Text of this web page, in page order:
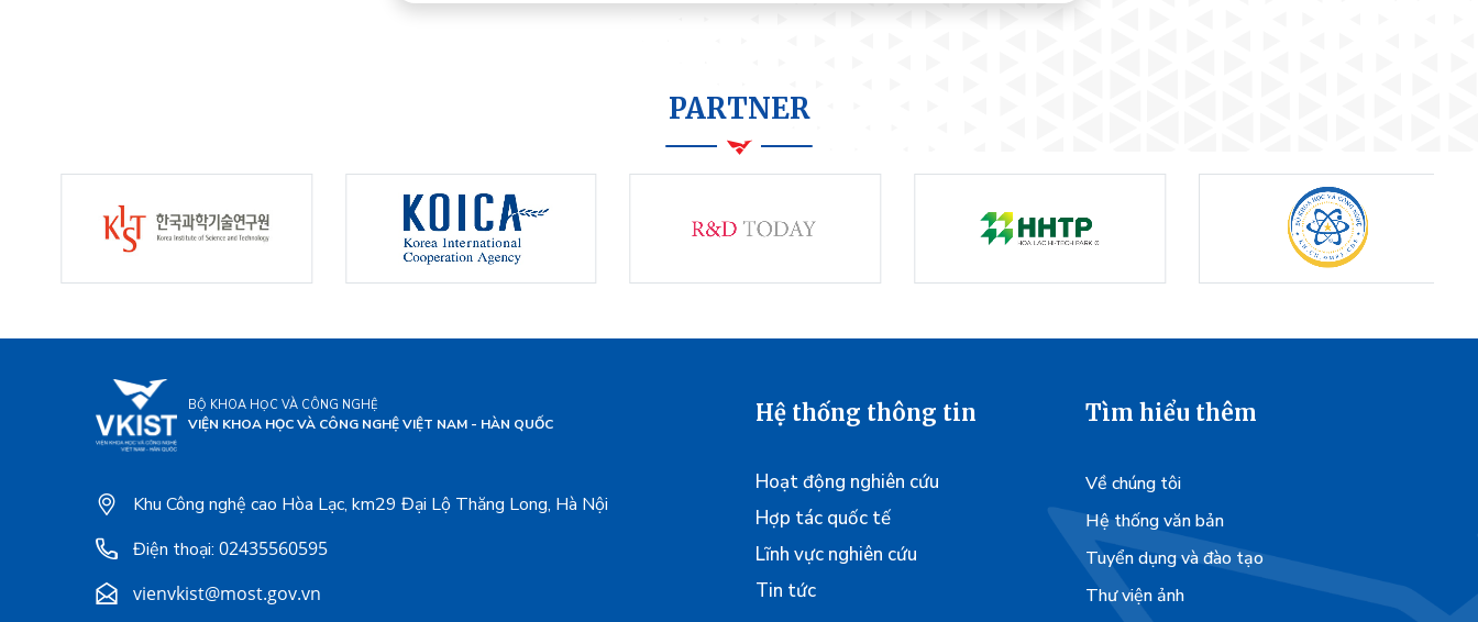
PARTNER
BỘ KHOA HỌC VÀ CÔNG NGHỆ
VIỆN KHOA HỌC VÀ CÔNG NGHỆ VIỆT NAM - HÀN QUỐC
Khu Công nghệ cao Hòa Lạc, km29 Đại Lộ Thăng Long, Hà Nội
Điện thoại: 02435560595
vienvkist@most.gov.vn
Hệ thống thông tin
Hoạt động nghiên cứu
Hợp tác quốc tế
Lĩnh vực nghiên cứu
Tin tức
Tìm hiểu thêm
Về chúng tôi
Hệ thống văn bản
Tuyển dụng và đào tạo
Thư viện ảnh